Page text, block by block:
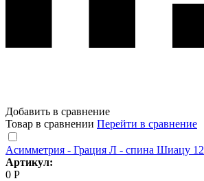
Добавить в сравнение
Товар в сравнении Перейти в сравнение
Асимметрия - Грация Л - спина Шиацу 12
Артикул:
0 Р